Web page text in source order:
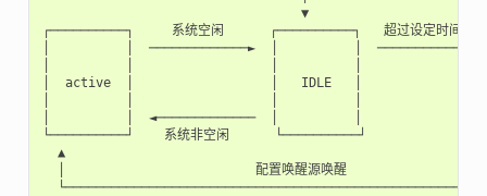
                                  ▼
┌──────────┐     系统空闲      ┌──────────┐   超过设定时间
│          │  ─────────────►  │          │
│  active  │                  │   IDLE   │
│          │  ◄─────────────  │          │
└──────────┘    系统非空闲      └──────────┘
▲
│                         配置唤醒源唤醒